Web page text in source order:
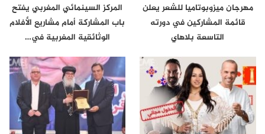
مهرجان ميزوبوتاميا للشعر يعلن
قائمة المشاركين في دورته
التاسعة بلاهاي
المركز السينمائي المغربي يفتح
باب المشاركة أمام مشاريع الأفلام
الوثائقية المغربية في…